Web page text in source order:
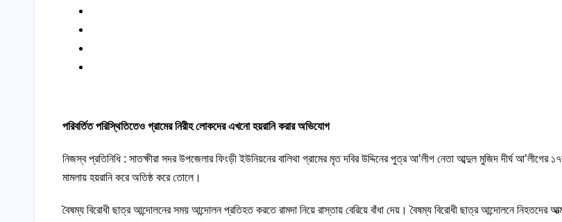
পরিবর্তিত পরিস্থিতিতেও গ্রামের নিরীহ লোকদের এখনো হয়রানি করার অভিযোগ
নিজস্ব প্রতিনিধি : সাতক্ষীরা সদর উপজেলার ফিংড়ী ইউনিয়নের বালিথা গ্রামের মৃত দবির উদ্দিনের পুত্র আ’লীগ নেতা আব্দুল মুজিদ দীর্ঘ আ’লীগের
মামলায় হয়রানি করে অতিষ্ঠ করে তোলে।
বৈষম্য বিরোধী ছাত্র আন্দোলনের সময় আন্দোলন প্রতিহত করতে রামদা নিয়ে রাস্তায় বেরিয়ে বাঁধা দেয়। বৈষম্য বিরোধী ছাত্র আন্দোলনে